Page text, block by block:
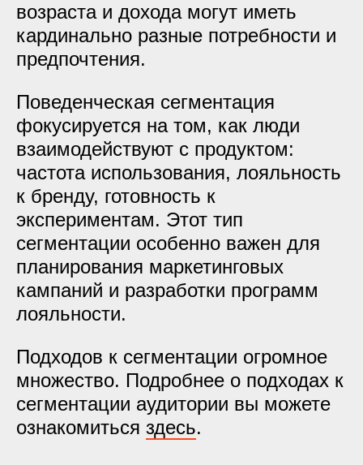
возраста и дохода могут иметь
кардинально разные потребности и
предпочтения.
Поведенческая сегментация
фокусируется на том, как люди
взаимодействуют с продуктом:
частота использования, лояльность
к бренду, готовность к
экспериментам. Этот тип
сегментации особенно важен для
планирования маркетинговых
кампаний и разработки программ
лояльности.
Подходов к сегментации огромное
множество. Подробнее о подходах к
сегментации аудитории вы можете
ознакомиться здесь.